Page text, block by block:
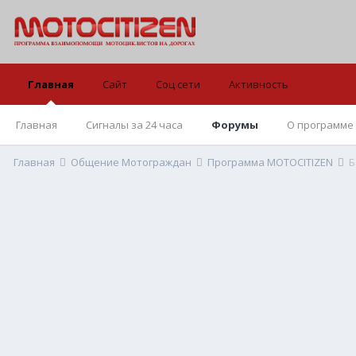
Главная
Главная Сигналы за 24 часа Форумы О программе
Сайт Соц сети Активность
Главная Общение Мотограждан Программа MOTOCITIZEN